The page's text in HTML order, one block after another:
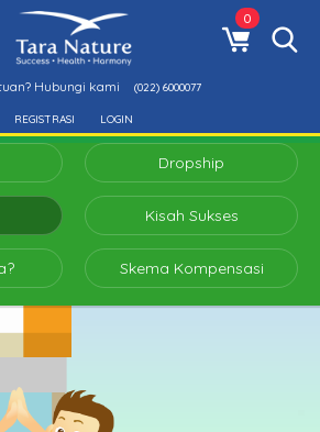
0
Hubungi kami (022) 6000077
REGISTRASI LOGIN
Dropship
Kisah Sukses
Skema Kompensasi